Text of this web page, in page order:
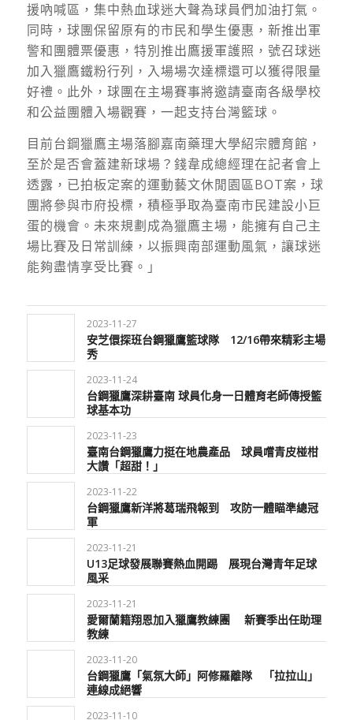
援吶喊區，集中熱血球迷大聲為球員們加油打氣。
同時，球團保留原有的市民和學生優惠，新推出軍
警和團體票優惠，特別推出鷹援軍護照，號召球迷
加入獵鷹鐵粉行列，入場場次達標還可以獲得限量
好禮。此外，球團在主場賽事將邀請臺南各級學校
和公益團體入場觀賽，一起支持台灣籃球。
目前台鋼獵鷹主場落腳嘉南藥理大學紹宗體育館，
至於是否會蓋建新球場？錢韋成總經理在記者會上
透露，已拍板定案的運動藝文休閒園區BOT案，球
團將參與市府投標，積極爭取為臺南市民建設小巨
蛋的機會。未來規劃成為獵鷹主場，能擁有自己主
場比賽及日常訓練，以振興南部運動風氣，讓球迷
能夠盡情享受比賽。」
2023-11-27
安芝儇探班台鋼獵鷹籃球隊 12/16帶來精彩主場
秀
2023-11-24
台鋼獵鷹深耕臺南 球員化身一日體育老師傳授籃
球基本功
2023-11-23
臺南台鋼獵鷹力挺在地農產品 球員嚐青皮椪柑
大讚「超甜！」
2023-11-22
台鋼獵鷹新洋將葛瑞飛報到 攻防一體瞄準總冠
軍
2023-11-21
U13足球發展聯賽熱血開踢 展現台灣青年足球
風采
2023-11-21
愛爾蘭籍翔恩加入獵鷹教練團 新賽季出任助理
教練
2023-11-20
台鋼獵鷹「氣氛大師」阿修羅離隊 「拉拉山」
連線成絕響
2023-11-10